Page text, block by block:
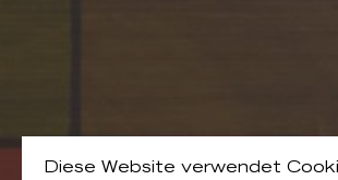
Diese Website verwendet